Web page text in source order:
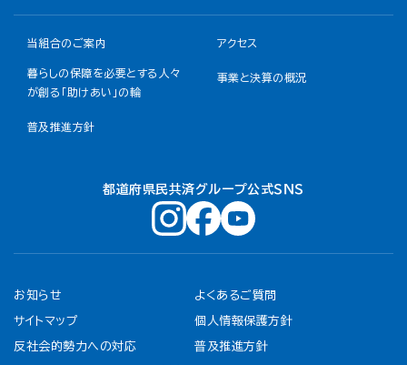
当組合のご案内 アクセス
暮らしの保障を必要とする人々
が創る「助けあい」の輪
事業と決算の概況
普及推進方針
都道府県民共済グループ公式ＳＮＳ
お知らせ よくあるご質問
サイトマップ 個人情報保護方針
反社会的勢力への対応 普及推進方針